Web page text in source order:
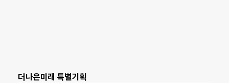
더나은미래 특별기획